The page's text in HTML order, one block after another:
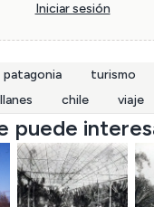
Iniciar sesión
patagonia turismo
chile viaje
puede